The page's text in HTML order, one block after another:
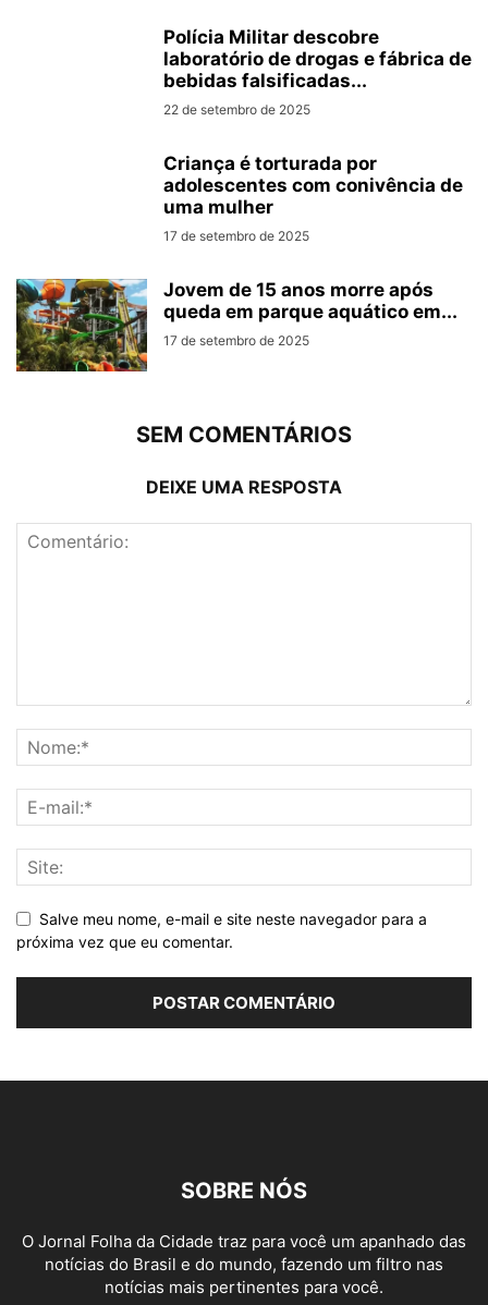
Polícia Militar descobre
laboratório de drogas e fábrica de
bebidas falsificadas...
22 de setembro de 2025
Criança é torturada por
adolescentes com conivência de
uma mulher
17 de setembro de 2025
Jovem de 15 anos morre após
queda em parque aquático em...
17 de setembro de 2025
SEM COMENTÁRIOS
DEIXE UMA RESPOSTA
Salve meu nome, e-mail e site neste navegador para a
próxima vez que eu comentar.
SOBRE NÓS
O Jornal Folha da Cidade traz para você um apanhado das
notícias do Brasil e do mundo, fazendo um filtro nas
notícias mais pertinentes para você.